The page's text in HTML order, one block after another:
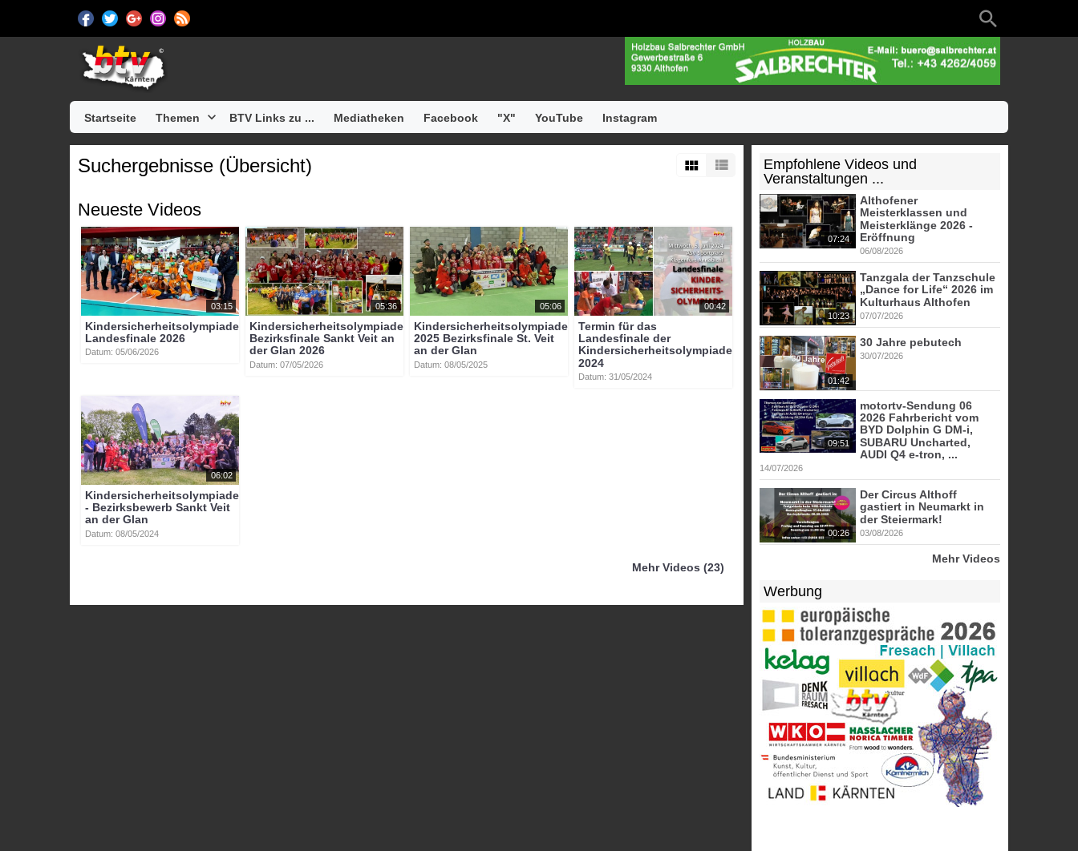
Startseite Themen BTV Links zu ... Mediatheken Facebook "X" YouTube Instagram
Suchergebnisse (Übersicht)
Neueste Videos
03:15
Kindersicherheitsolympiade
Landesfinale 2026
Datum: 05/06/2026
05:36
Kindersicherheitsolympiade
Bezirksfinale Sankt Veit an
der Glan 2026
Datum: 07/05/2026
05:06
Kindersicherheitsolympiade
2025 Bezirksfinale St. Veit
an der Glan
Datum: 08/05/2025
00:42
Termin für das
Landesfinale der
Kindersicherheitsolympiade
2024
Datum: 31/05/2024
06:02
Kindersicherheitsolympiade
- Bezirksbewerb Sankt Veit
an der Glan
Datum: 08/05/2024
Mehr Videos (23)
Empfohlene Videos und
Veranstaltungen ...
07:24
Althofener
Meisterklassen und
Meisterklänge 2026 -
Eröffnung
06/08/2026
10:23
Tanzgala der Tanzschule
„Dance for Life“ 2026 im
Kulturhaus Althofen
07/07/2026
01:42
30 Jahre pebutech
30/07/2026
09:51
motortv-Sendung 06
2026 Fahrbericht vom
BYD Dolphin G DM-i,
SUBARU Uncharted,
AUDI Q4 e-tron, ...
14/07/2026
00:26
Der Circus Althoff
gastiert in Neumarkt in
der Steiermark!
03/08/2026
Mehr Videos
Werbung